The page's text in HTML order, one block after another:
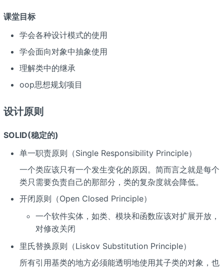
课堂目标
学会各种设计模式的使用
学会面向对象中抽象使用
理解类中的继承
oop思想规划项目
设计原则
SOLID(稳定的)
单一职责原则（Single Responsibility Principle）
一个类应该只有一个发生变化的原因。简而言之就是每个
类只需要负责自己的那部分，类的复杂度就会降低。
开闭原则（Open Closed Principle）
一个软件实体，如类、模块和函数应该对扩展开放，
对修改关闭
里氏替换原则（Liskov Substitution Principle）
所有引用基类的地方必须能透明地使用其子类的对象，也